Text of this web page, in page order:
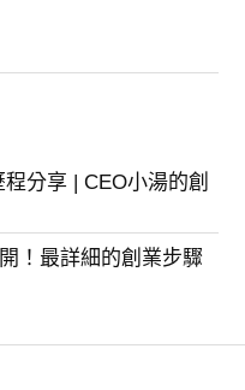
分享 | CEO小湯的創
！最詳細的創業步驟